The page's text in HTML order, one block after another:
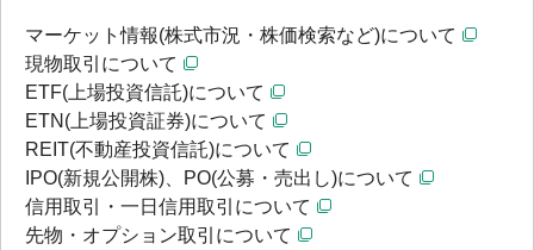
マーケット情報(株式市況・株価検索など)について
現物取引について
ETF(上場投資信託)について
ETN(上場投資証券)について
REIT(不動産投資信託)について
IPO(新規公開株)、PO(公募・売出し)について
信用取引・一日信用取引について
先物・オプション取引について